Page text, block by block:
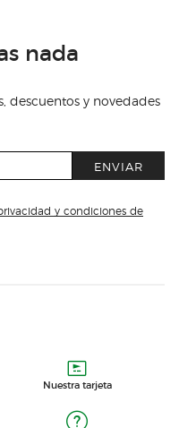
nada
descuentos y novedades
ENVIAR
y condiciones de
Nuestra tarjeta